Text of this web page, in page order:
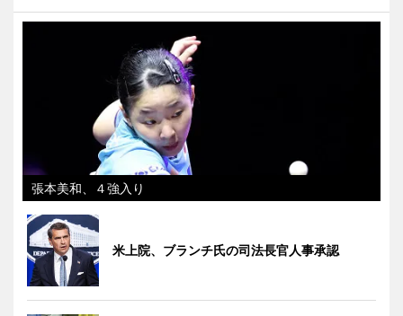
張本美和、４強入り
米上院、ブランチ氏の司法長官人事承認